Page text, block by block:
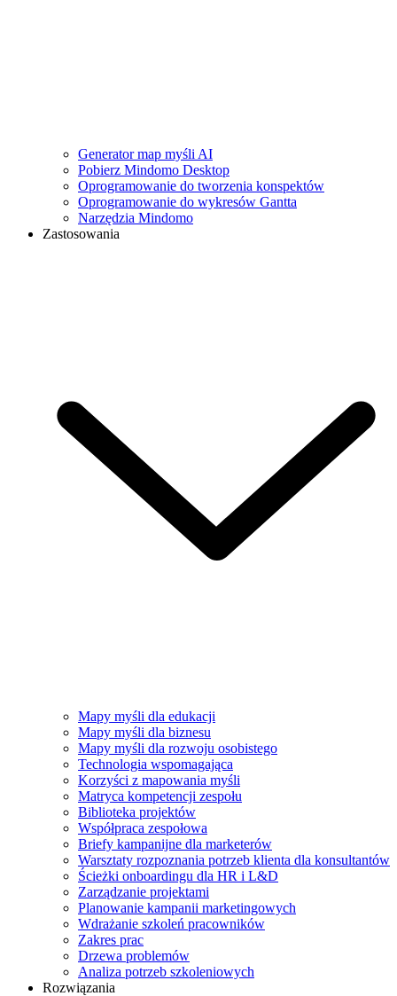
Generator map myśli AI
Pobierz Mindomo Desktop
Oprogramowanie do tworzenia konspektów
Oprogramowanie do wykresów Gantta
Narzędzia Mindomo
Zastosowania
Mapy myśli dla edukacji
Mapy myśli dla biznesu
Mapy myśli dla rozwoju osobistego
Technologia wspomagająca
Korzyści z mapowania myśli
Matryca kompetencji zespołu
Biblioteka projektów
Współpraca zespołowa
Briefy kampanijne dla marketerów
Warsztaty rozpoznania potrzeb klienta dla konsultantów
Ścieżki onboardingu dla HR i L&D
Zarządzanie projektami
Planowanie kampanii marketingowych
Wdrażanie szkoleń pracowników
Zakres prac
Drzewa problemów
Analiza potrzeb szkoleniowych
Rozwiązania